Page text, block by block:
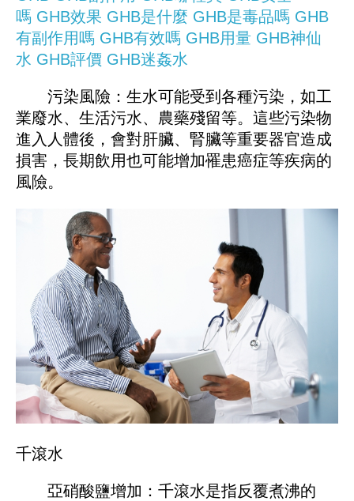
嗎 GHB效果 GHB是什麼 GHB是毒品嗎 GHB
有副作用嗎 GHB有效嗎 GHB用量 GHB神仙
水 GHB評價 GHB迷姦水
污染風險：生水可能受到各種污染，如工
業廢水、生活污水、農藥殘留等。這些污染物
進入人體後，會對肝臟、腎臟等重要器官造成
損害，長期飲用也可能增加罹患癌症等疾病的
風險。
千滾水
亞硝酸鹽增加：千滾水是指反覆煮沸的